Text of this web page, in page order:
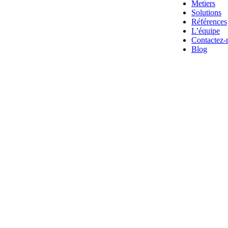
Metiers
Solutions
Références
L’équipe
Contactez-
Blog